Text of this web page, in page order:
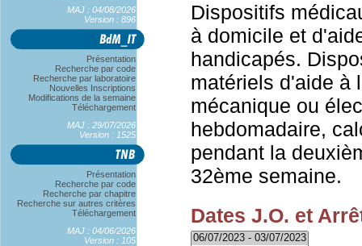
MAJ : 04/08/2026
Version : 896
Présentation
Recherche par code
Recherche par laboratoire
Nouvelles Inscriptions
Modifications de la semaine
Téléchargement
MAJ : 29/07/2026
Version : 1525
Présentation
Recherche par code
Recherche par chapitre
Recherche sur autres critères
Téléchargement
MAJ : 04/06/2026
Version : 105
Dispositifs
à domicile et
handicapés.
matériels d'aide à
mécanique ou
hebdomadaire,
pendant la
32ème semaine.
Dates J.O. et